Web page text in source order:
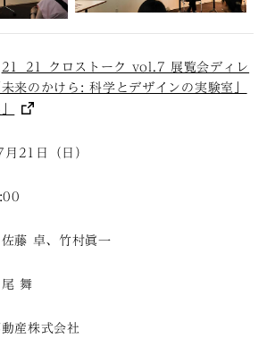
21_21 クロストーク vol.7 展覧会ディレ
来のかけら: 科学とデザインの実験室」
21日（日）
藤 卓、竹村眞一
舞
産株式会社